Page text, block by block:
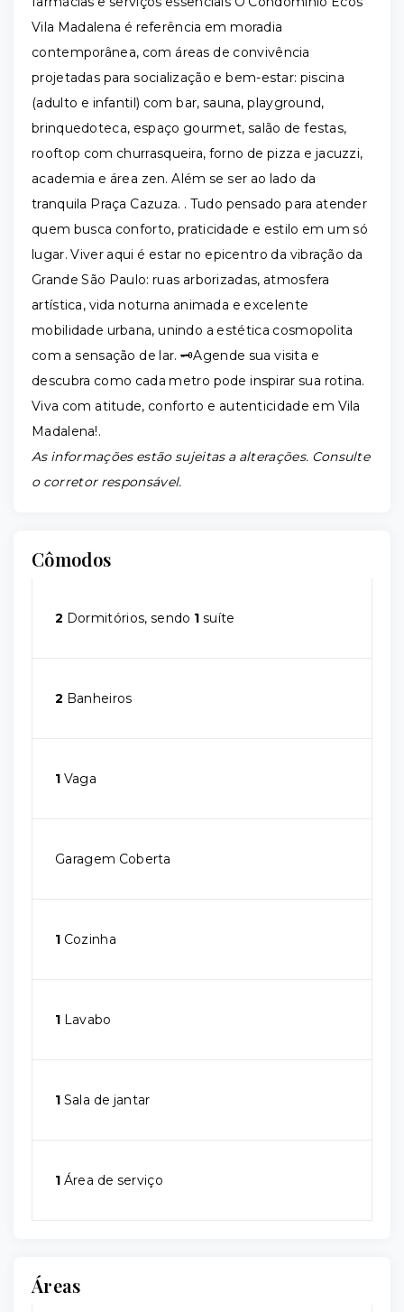
Vila Madalena é referência em moradia
contemporânea, com áreas de convivência
projetadas para socialização e bem-estar: piscina
(adulto e infantil) com bar, sauna, playground,
brinquedoteca, espaço gourmet, salão de festas,
rooftop com churrasqueira, forno de pizza e jacuzzi,
academia e área zen. Além se ser ao lado da
tranquila Praça Cazuza. . Tudo pensado para atender
quem busca conforto, praticidade e estilo em um só
lugar. Viver aqui é estar no epicentro da vibração da
Grande São Paulo: ruas arborizadas, atmosfera
artística, vida noturna animada e excelente
mobilidade urbana, unindo a estética cosmopolita
com a sensação de lar. 🗝️Agende sua visita e
descubra como cada metro pode inspirar sua rotina.
Viva com atitude, conforto e autenticidade em Vila
Madalena!.
As informações estão sujeitas a alterações. Consulte
o corretor responsável.
Cômodos
2 Dormitórios, sendo 1 suíte
2 Banheiros
1 Vaga
Garagem Coberta
1 Cozinha
1 Lavabo
1 Sala de jantar
1 Área de serviço
Áreas